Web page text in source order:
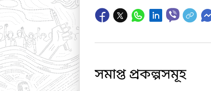
সমাপ্ত প্রকল্পসমূহ